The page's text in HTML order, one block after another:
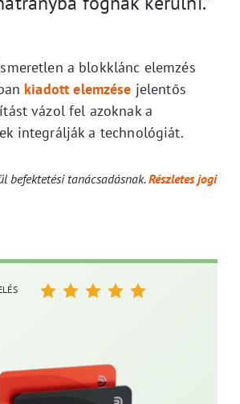
a blokklánc elemzés
kiadott elemzése jelentős
vázol fel azoknak a
integrálják a technológiát.
befektetési tanácsadásnak.Részletes jogi